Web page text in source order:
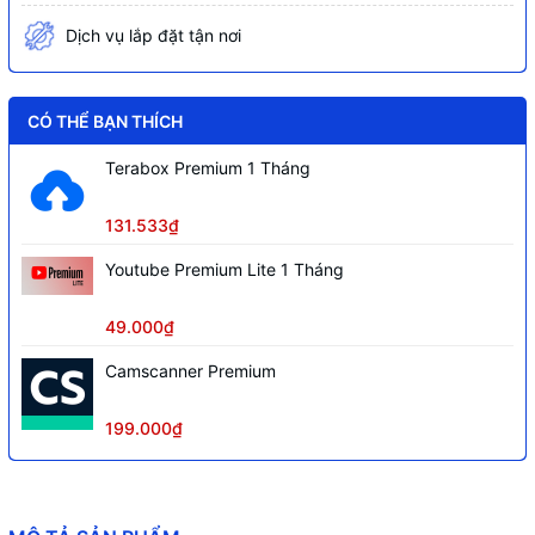
GHz
Tính năng Wi-Fi
Kiểm soát truy cập
Điều khiển đèn LED
Bảo mật Wi-Fi
Mã hóa 64/128-bit WEP, WPA/WPA2-
Công suất truyền tải
Chứng chỉ CE, RoHS
Sản phẩm bao gồm
Dịch vụ lắp đặt tận nơi
CÓ THỂ BẠN THÍCH
Terabox Premium 1 Tháng
131.533₫
Youtube Premium Lite 1 Tháng
49.000₫
Camscanner Premium
199.000₫